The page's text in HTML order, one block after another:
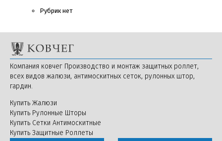
Рубрик нет
Компания ковчег Производство и монтаж защитных роллет,
всех видов жалюзи, антимоскитных сеток, рулонных штор,
гардин.
Купить Жалюзи
Купить Рулонные Шторы
Купить Сетки Антимоскитные
Купить Защитные Роллеты